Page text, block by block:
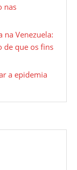
nas
na Venezuela:
de que os fins
a epidemia